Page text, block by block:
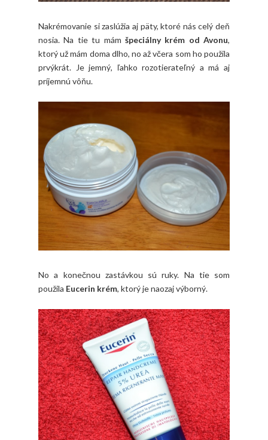
Nakrémovanie si zaslúžia aj päty, ktoré nás celý deň
nosia. Na tie tu mám špeciálny krém od Avonu,
ktorý už mám doma dlho, no až včera som ho použila
prvýkrát. Je jemný, ľahko rozotierateľný a má aj
príjemnú vôňu.
No a konečnou zastávkou sú ruky. Na tie som
použila Eucerin krém, ktorý je naozaj výborný.